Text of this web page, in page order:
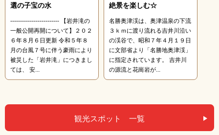
選の子宝の水
------------------------- 【岩井滝の
一般公開再開について】２０２
６年８月６日更新 令和５年８
月の台風７号に伴う豪雨により
被災した「岩井滝」につきまし
ては、 安...
絶景を楽しむ☆
名勝奥津渓は、奥津温泉の下流
３ｋｍに渡り流れる吉井川沿い
の渓谷で、昭和７年４月１９日
に文部省より「名勝地奥津渓」
に指定されています。 吉井川
の源流と花崗岩が...
観光スポット 一覧